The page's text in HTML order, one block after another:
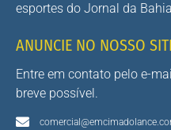
esportes do Jornal da
ANUNCIE NO NOSSO
Entre em contato pelo e-
breve possível.